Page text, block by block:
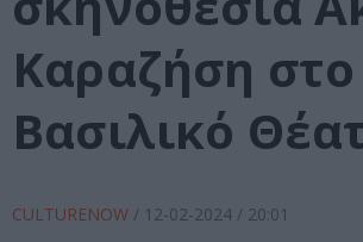
Καραζήση στο
Βασιλικό
CULTURENOW / 12-02-2024 / 20:01